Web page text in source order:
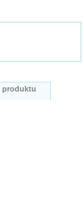
produktu